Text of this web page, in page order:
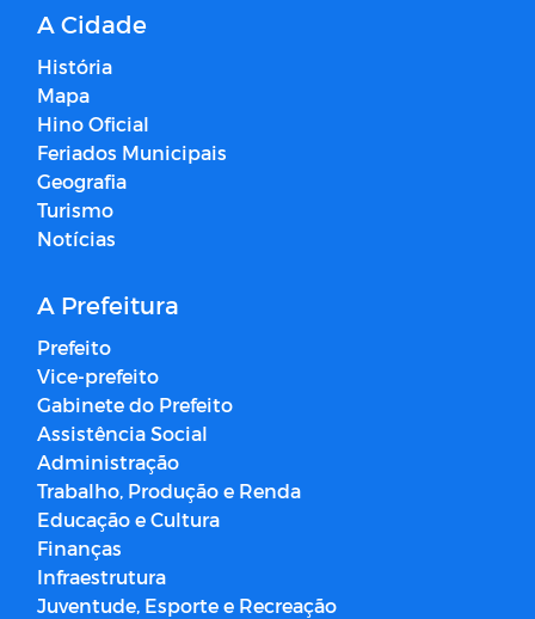
A Cidade
História
Mapa
Hino Oficial
Feriados Municipais
Geografia
Turismo
Notícias
A Prefeitura
Prefeito
Vice-prefeito
Gabinete do Prefeito
Assistência Social
Administração
Trabalho, Produção e Renda
Educação e Cultura
Finanças
Infraestrutura
Juventude, Esporte e Recreação